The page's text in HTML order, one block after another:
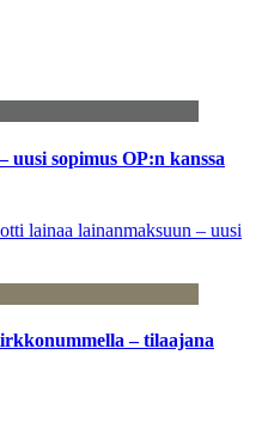
sopimus OP:n kanssa
lainaa lainanmaksuun – uusi
– tilaajana